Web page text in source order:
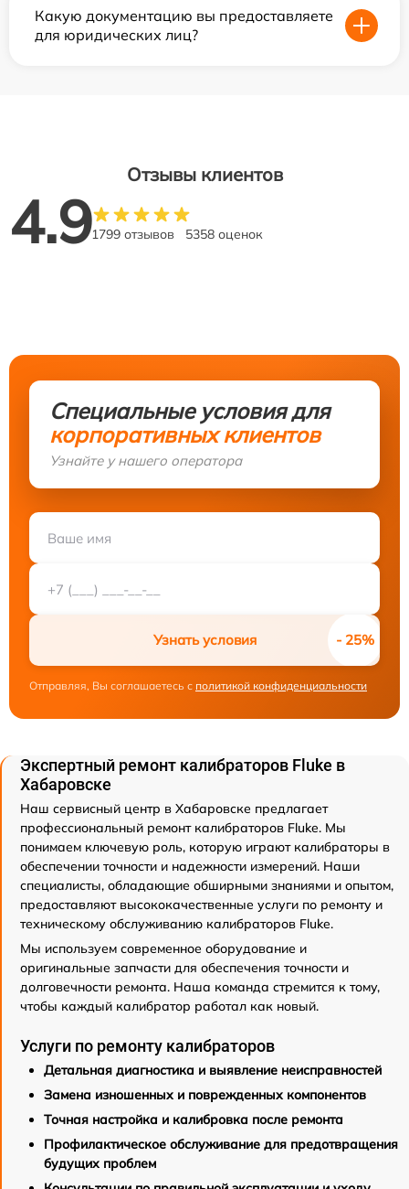
Какую документацию вы предоставляете
для юридических лиц?
Отзывы клиентов
4.91799 отзывов 5358 оценок
Специальные условия для
корпоративных клиентов
Узнайте у нашего оператора
Узнать условия
Отправляя, Вы соглашаетесь с политикой конфиденциальности
Экспертный ремонт калибраторов Fluke в
Хабаровске
Наш сервисный центр в Хабаровске предлагает
профессиональный ремонт калибраторов Fluke. Мы
понимаем ключевую роль, которую играют калибраторы в
обеспечении точности и надежности измерений. Наши
специалисты, обладающие обширными знаниями и опытом,
предоставляют высококачественные услуги по ремонту и
техническому обслуживанию калибраторов Fluke.
Мы используем современное оборудование и
оригинальные запчасти для обеспечения точности и
долговечности ремонта. Наша команда стремится к тому,
чтобы каждый калибратор работал как новый.
Услуги по ремонту калибраторов
Детальная диагностика и выявление неисправностей
Замена изношенных и поврежденных компонентов
Точная настройка и калибровка после ремонта
Профилактическое обслуживание для предотвращения
будущих проблем